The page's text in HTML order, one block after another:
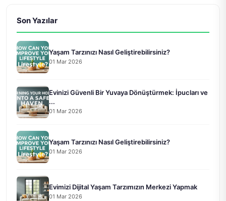
Son Yazılar
Yaşam Tarzınızı Nasıl Geliştirebilirsiniz?
01 Mar 2026
Evinizi Güvenli Bir Yuvaya Dönüştürmek: İpucları ve
...
01 Mar 2026
Yaşam Tarzınızı Nasıl Geliştirebilirsiniz?
01 Mar 2026
Evimizi Dijital Yaşam Tarzımızın Merkezi Yapmak
01 Mar 2026